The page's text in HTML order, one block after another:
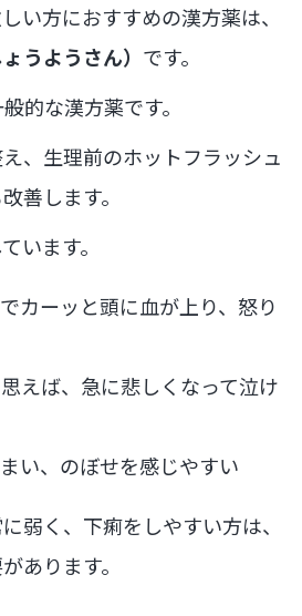
い方におすすめの漢方薬は、
うようさん） です。
的な漢方薬です。
、生理前のホットフラッシュ
善します。
います。
カーッと頭に血が上り、怒り
えば、急に悲しくなって泣け
い、のぼせを感じやすい
弱く、下痢をしやすい方は、
あります。